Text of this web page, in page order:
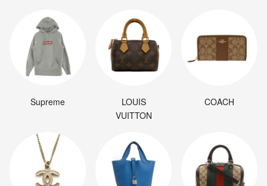
Supreme
LOUIS
VUITTON
COACH